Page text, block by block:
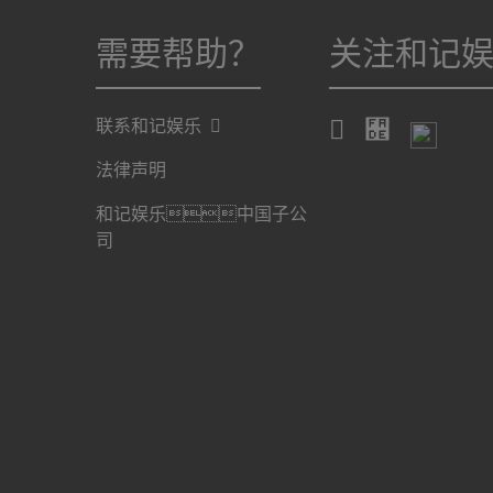
需要帮助？
联系和记娱乐
法律声明
和记娱乐中国子公
司
关注和记